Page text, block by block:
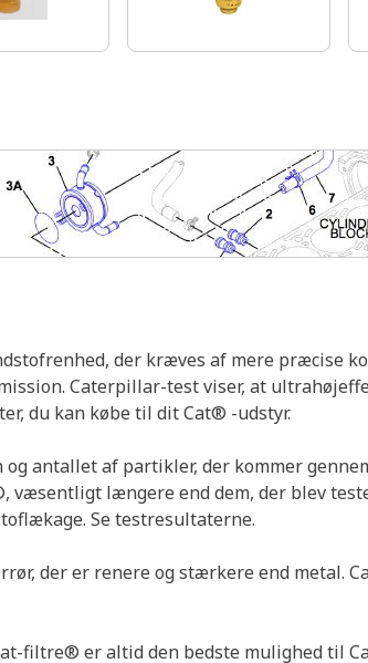
der kræves af mere præcise
Caterpillar-test viser, at
du kan købe til dit Cat® -udstyr.
antallet af partikler, der kommer
væsentligt længere end dem, der blev
Se testresultaterne.
der er renere og stærkere end metal.
filtre® er altid den bedste mulighed til